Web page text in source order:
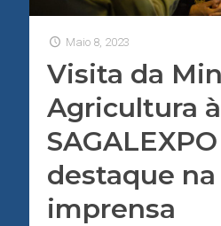
Maio 8, 2023
Visita da
Agricultura à
destaque na
imprensa